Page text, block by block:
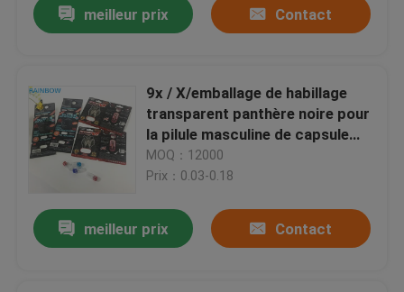
À la maison
meilleur prix Contact
9x / X/emballage de habillage
transparent panthère noire pour
la pilule masculine de capsule
d'amélioration
MOQ：12000
Prix：0.03-0.18
meilleur prix Contact